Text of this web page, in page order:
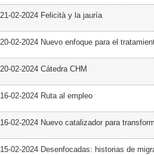
21-02-2024 Felicità y la jauría
20-02-2024 Nuevo enfoque para el
20-02-2024 Cátedra CHM
16-02-2024 Ruta al empleo
16-02-2024 Nuevo catalizador para
15-02-2024 Desenfocadas: historias de